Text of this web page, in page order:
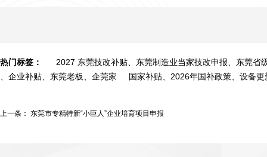
热门标签：
2027 东莞技改补贴、东莞制造业当家技改申报、东莞省
、企业补贴、东莞老板、企莞家
国家补贴、2026年国补政策、设备
上一条： 东莞市专精特新“小巨人”企业培育项目申报